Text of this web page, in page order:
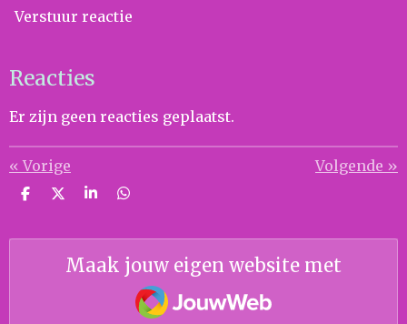
Verstuur reactie
Reacties
Er zijn geen reacties geplaatst.
«Vorige Volgende »
D
e
D
l
S
r
D
e
n
Maak jouw eigen website met
JouwWeb